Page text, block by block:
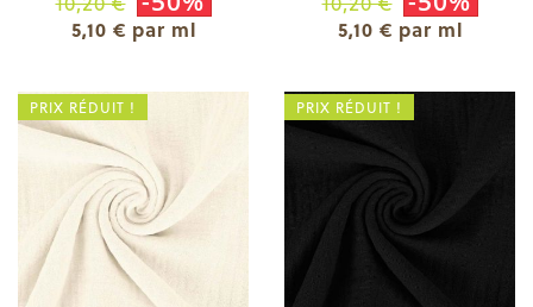
5,10 € par ml 5,10 € par ml
PRIX RÉDUIT ! PRIX RÉDUIT !